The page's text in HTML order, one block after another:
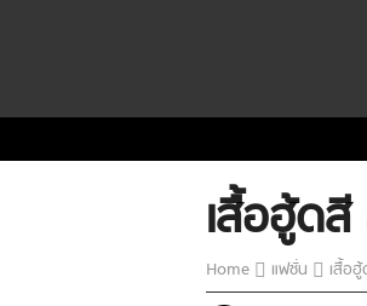
เสื้อฮู้ด
Home แฟชั่น เสื้อ